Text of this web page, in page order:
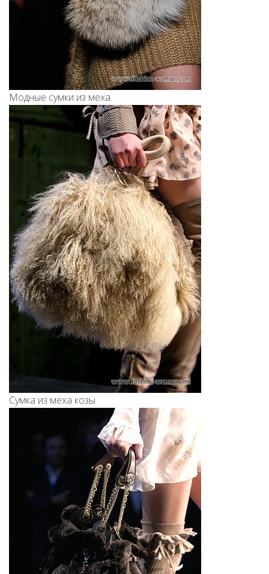
Модные сумки из меха
Сумка из меха козы